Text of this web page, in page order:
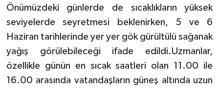
Önümüzdeki günlerde de sıcaklıkların yüksek
seviyelerde seyretmesi beklenirken, 5 ve 6
Haziran tarihlerinde yer yer gök gürültülü sağanak
yağış görülebileceği ifade edildi.Uzmanlar,
özellikle günün en sıcak saatleri olan 11.00 ile
16.00 arasında vatandaşların güneş altında uzun